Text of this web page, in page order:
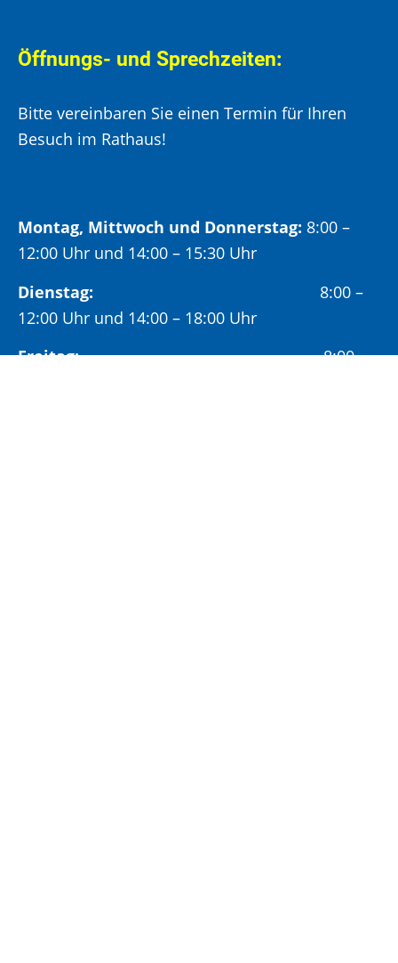
Öffnungs- und Sprechzeiten:
Bitte vereinbaren Sie einen Termin für Ihren
Besuch im Rathaus!
Montag, Mittwoch und Donnerstag: 8:00 –
12:00 Uhr und 14:00 – 15:30 Uhr
Dienstag: 8:00 –
12:00 Uhr und 14:00 – 18:00 Uhr
Freitag:8:00 –